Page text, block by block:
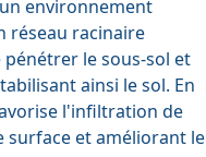
environnement
réseau racinaire
le sous-sol et
ainsi le sol. En
l'infiltration de
surface et améliorant le